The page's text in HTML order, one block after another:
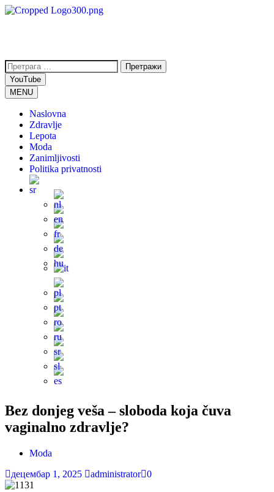
YouTube
MENU
Naslovna
Zdravlje
Lepota
Moda
Zanimljivosti
Politika privatnosti
Bez donjeg veša – sloboda koja čuva
vaginalno zdravlje?
Moda
децембар 1, 2025
administrator 0